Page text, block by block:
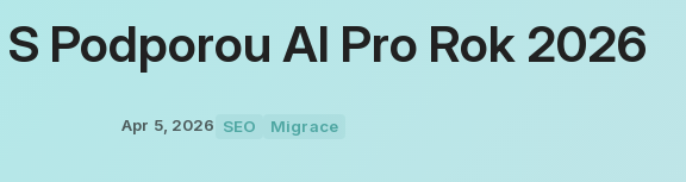
Podporou AI Pro Rok 2026
Apr 5, 2026 SEO Migrace